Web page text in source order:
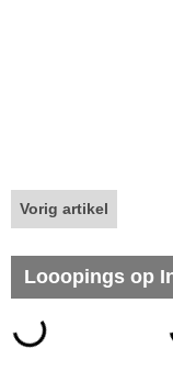
Vorig artikel
Looopings op